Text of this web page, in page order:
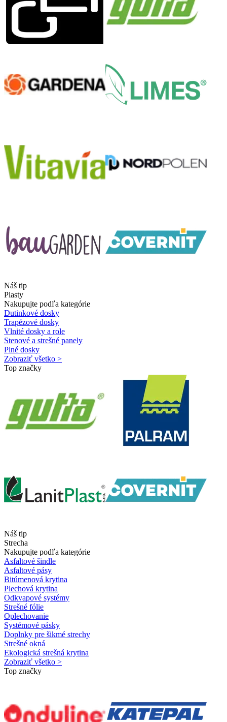
Náš tip
Plasty
Nakupujte podľa kategórie
Dutinkové dosky
Trapézové dosky
Vlnité dosky a role
Stenové a strešné panely
Plné dosky
Zobraziť všetko >
Top značky
Náš tip
Strecha
Nakupujte podľa kategórie
Asfaltové šindle
Asfaltové pásy
Bitúmenová krytina
Plechová krytina
Odkvapové systémy
Strešné fólie
Oplechovanie
Systémové pásky
Doplnky pre šikmé strechy
Strešné okná
Ekologická strešná krytina
Zobraziť všetko >
Top značky